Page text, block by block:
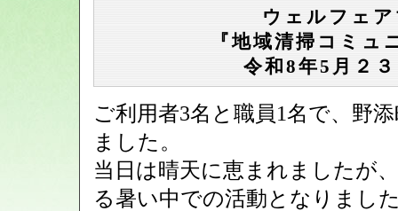
ウェルフェ
『地域清掃コミュ
令和8年5月２
ご利用者3名と職員1名で、野
ました。
当日は晴天に恵まれましたが
る暑い中での活動となりまし